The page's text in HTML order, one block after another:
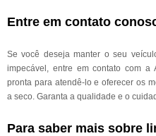
Entre em contato
Se você deseja manter o seu
impecável, entre em contato com a
pronta para atendê-lo e oferecer os
a seco. Garanta a qualidade e o
Para saber mais sobre